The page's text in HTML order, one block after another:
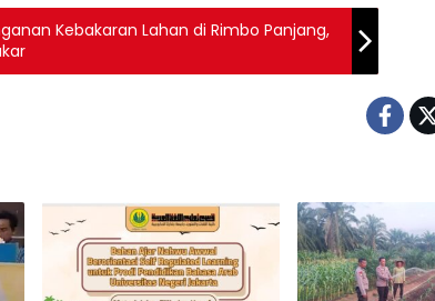
Kebakaran Lahan di Rimbo Panjang,